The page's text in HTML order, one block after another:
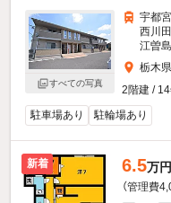
すべての写真
宇都
西川
江曽
栃木
2階建 /
駐車場あり
駐輪場あり
新着 6.5万円
（管理費